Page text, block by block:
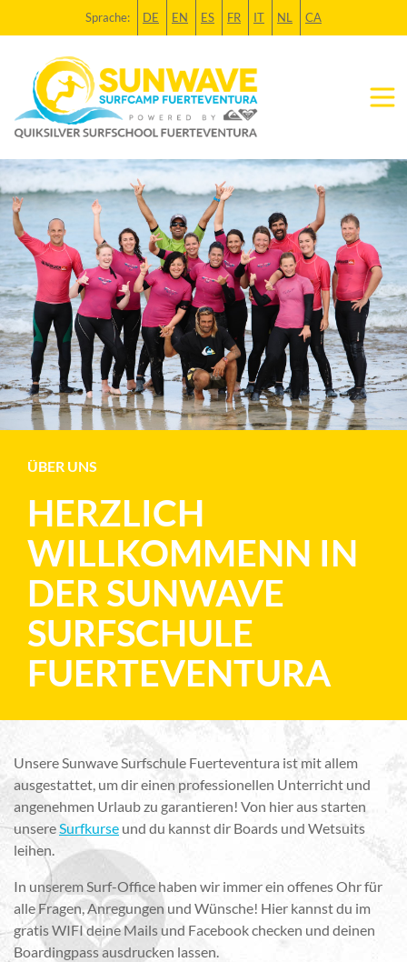
Sprache: DE EN ES FR IT NL CA
ÜBER UNS
HERZLICH
WILLKOMMENN IN
DER SUNWAVE
SURFSCHULE
FUERTEVENTURA
Unsere Sunwave Surfschule Fuerteventura ist mit allem
ausgestattet, um dir einen professionellen Unterricht und
angenehmen Urlaub zu garantieren! Von hier aus starten
unsereSurfkurse und du kannst dir Boards und Wetsuits
leihen.
In unserem Surf-Office haben wir immer ein offenes Ohr für
alle Fragen, Anregungen und Wünsche! Hier kannst du im
gratis WIFI deine Mails und Facebook checken und deinen
Boardingpass ausdrucken lassen.